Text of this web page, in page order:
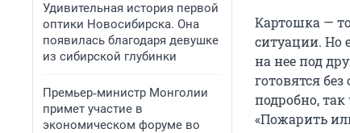
Удивительная история первой
оптики Новосибирска. Она
появилась благодаря девушке
из сибирской глубинки
Премьер‑министр Монголии
примет участие в
экономическом форуме во
Картошка —
ситуации. Но
на нее под
готовятся
подробно,
«Пожарить